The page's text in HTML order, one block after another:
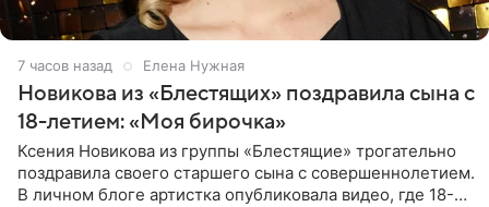
7 часов назад Елена Нужная
Новикова из «Блестящих» поздравила сына с
18-летием: «Моя бирочка»
Ксения Новикова из группы «Блестящие» трогательно
поздравила своего старшего сына с совершеннолетием.
В личном блоге артистка опубликовала видео, где 18-